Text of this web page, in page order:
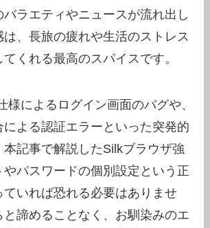
ラエティやニュースが流れ出し
、長旅の疲れや生活のストレス
くれる最高のスパイスです。
様によるログイン画面のバグや、
による認証エラーといった突発的
本記事で解説したSilkブラウザ強
パスワードの個別設定という正
ていれば恐れる必要はありませ
と諦めることなく、お馴染みのエ